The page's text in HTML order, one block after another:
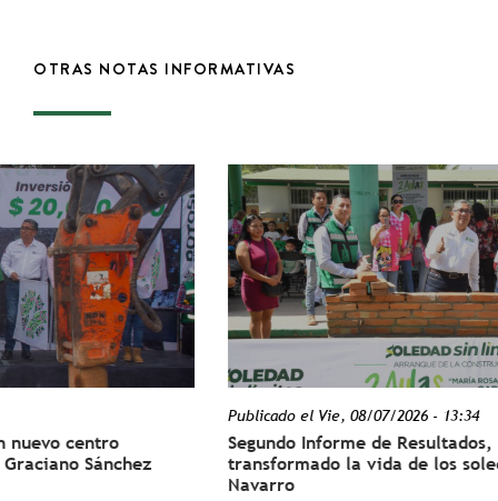
OTRAS NOTAS INFORMATIVAS
Vie, 08/07/2026 - 13:34
Segundo Informe de Resultados, con
transformado la vida de los soledenses: